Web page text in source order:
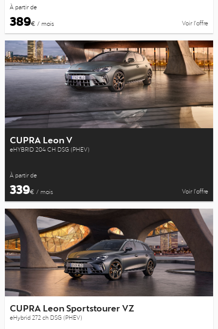
À partir de
389€ / mois Voir l’offre
CUPRA Leon V
eHYBRID 204 CH DSG (PHEV)
À partir de
339€ / mois Voir l’offre
CUPRA Leon Sportstourer VZ
eHybrid 272 ch DSG (PHEV)